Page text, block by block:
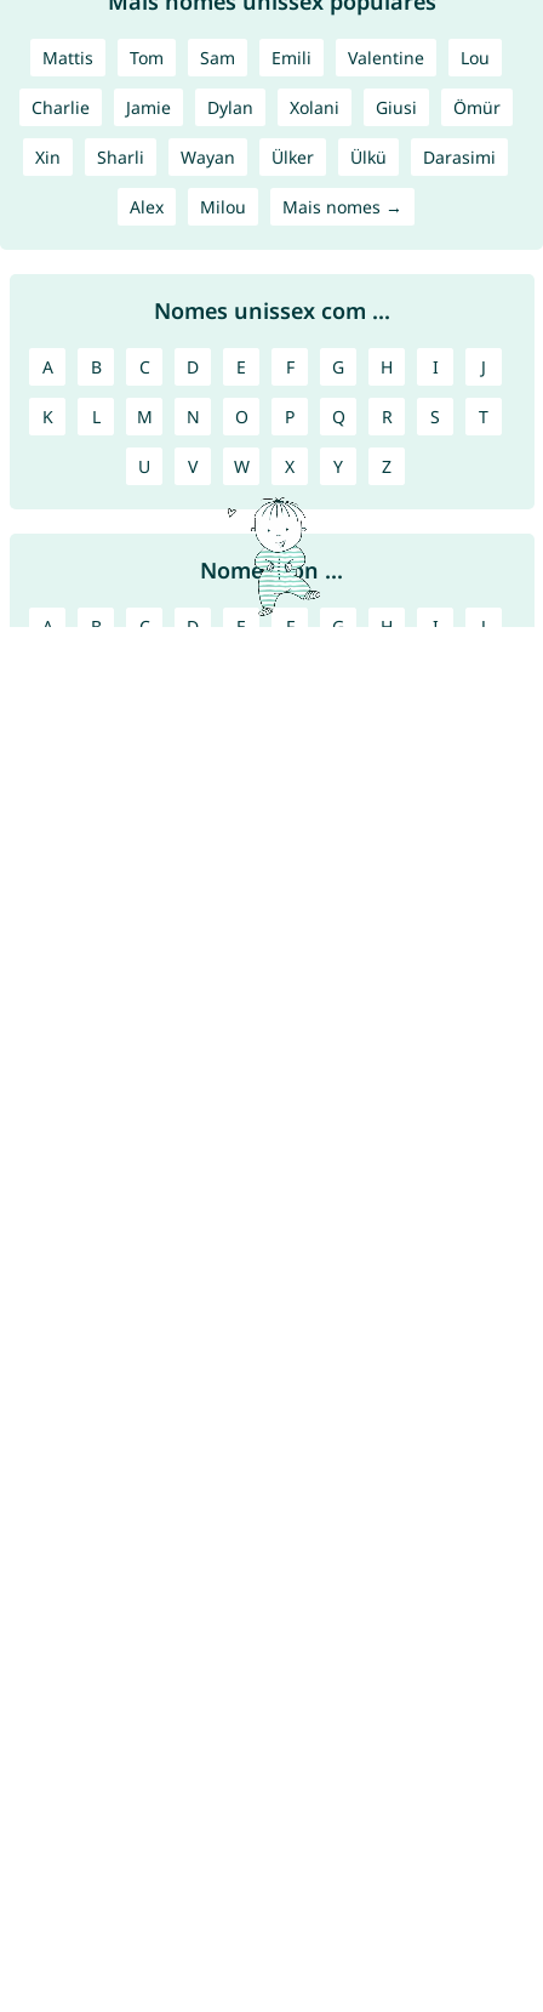
Mattis Tom Sam Emili Valentine Lou
Charlie Jamie Dylan Xolani Giusi Ömür
Xin Sharli Wayan Ülker Ülkü Darasimi
Alex Milou Mais nomes →
Nomes unissex com ...
A B C D E F G H I J
K L M N O P Q R S T
U V W X Y Z
Nomes con ...
A B C D E F G H I J